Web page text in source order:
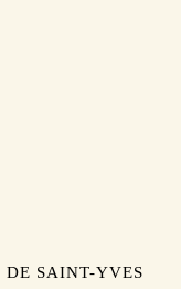
SAINT-YVES